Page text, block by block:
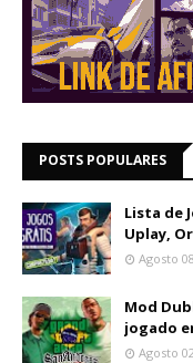
POSTS POPULARES
Lista de
Uplay,
Agosto
Mod
jogado
Agosto